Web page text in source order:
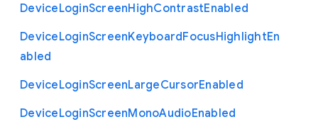
DeviceLoginScreenHighContrastEnabled
DeviceLoginScreenKeyboardFocusHighlightEn
abled
DeviceLoginScreenLargeCursorEnabled
DeviceLoginScreenMonoAudioEnabled